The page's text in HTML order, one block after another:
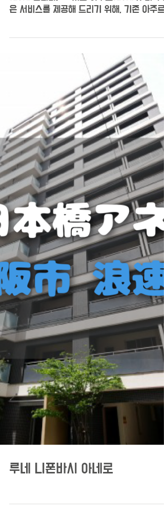
안녕하세요! 일본 전국 집 찾기 '아주르
널로 새롭게 운영하게 되었습니다! 🎉 이제 모
든 상담은 Best-Estate 회원가입 + 카카오
연동을 통해 진행되며, 담당자가 배정되어 1:1
맞춤 상담을 받으실 수 있습니다. 😊
---------------------------
------------------------------
📋 회원가입 & 카카오톡 연동 방법 👇 이미지
터치하면 더 크게 확인하실 수 있습니다 👇 상
안내는 이미지 하단에서 확인해 주세요. ✅
STEP 1 : 회원가입 아래 두 가지 방법 중 하나
로 진행해 주세요. ▶ 방법 A : 게시물